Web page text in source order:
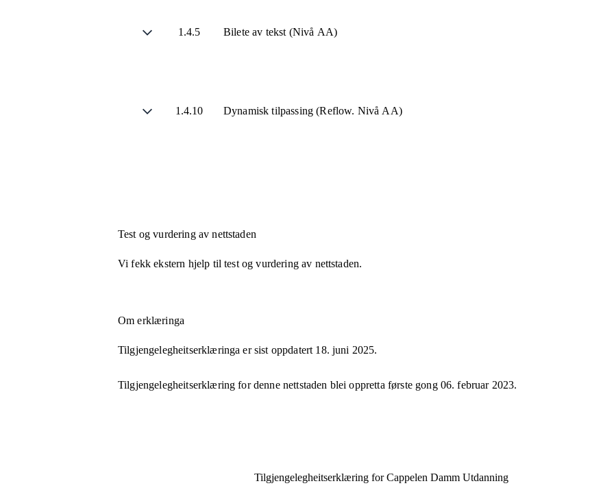
1.4.5 Bilete av tekst (Nivå AA)
1.4.10 Dynamisk tilpassing (Reflow. Nivå AA)
Test og vurdering av nettstaden
Vi fekk ekstern hjelp til test og vurdering av nettstaden.
Om erklæringa
Tilgjengelegheitserklæringa er sist oppdatert 18. juni 2025.
Tilgjengelegheitserklæring for denne nettstaden blei oppretta første gong 06. februar 2023.
Tilgjengelegheits­erklæring forCappelen Damm Utdanning